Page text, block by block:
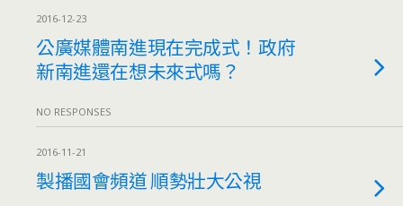
2016-12-23
公廣媒體南進現在完成式！政府
新南進還在想未來式嗎？
NO RESPONSES
2016-11-21
製播國會頻道 順勢壯大公視